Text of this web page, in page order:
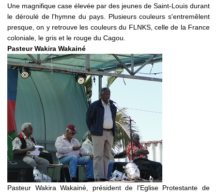
Une magnifique case élevée par des jeunes de Saint-Louis durant
le déroulé de l'hymne du pays. Plusieurs couleurs s'entremêlent
presque, on y retrouve les couleurs du FLNKS, celle de la France
coloniale, le gris et le rouge du Cagou.
Pasteur Wakira Wakainé
Pasteur Wakira Wakainé, président de l'Eglise Protestante de